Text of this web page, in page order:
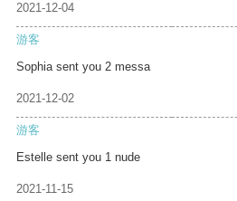
2021-12-04
游客
Sophia sent you 2 messa
2021-12-02
游客
Estelle sent you 1 nude
2021-11-15